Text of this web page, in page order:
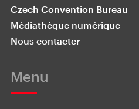
Czech Convention Bureau
Médiathèque numérique
Nous contacter
Menu